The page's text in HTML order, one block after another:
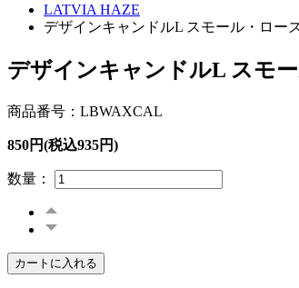
LATVIA HAZE
デザインキャンドルL スモール・ロー
デザインキャンドルL スモ
商品番号：LBWAXCAL
850円(税込935円)
数量：
カートに入れる